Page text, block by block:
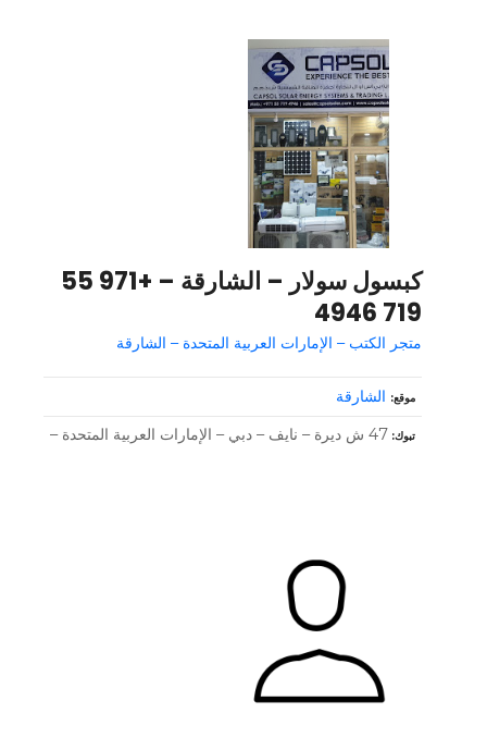
كبسول سولار – الشارقة – +971 55
719 4946
متجر الكتب – الإمارات العربية المتحدة – الشارقة
موقع الشارقة
تبوك 47 ش ديرة – نايف – دبي – الإمارات العربية المتحدة –